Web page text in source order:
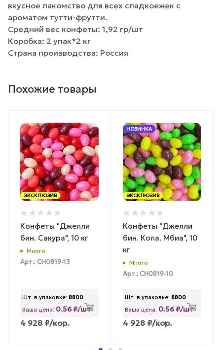
вкусное лакомство для всех сладкоежек с
ароматом тутти-фрутти.
Средний вес конфеты: 1,92 гр/шт
Коробка: 2 упак*2 кг
Страна производства: Россия
Похожие товары
ЭКСКЛЮЗИВ
Конфеты "Джелли
бин. Сакура", 10 кг
Много
Арт.: CH0819-13
Шт. в упаковке: 8800
Ваша цена: 0.56 ₽/шт
4 928 ₽/кор.
НОВИНКА
ЭКСКЛЮЗИВ
Конфеты "Джелли
бин. Кола. Мбиа", 10
кг
Много
Арт.: CH0819-10
Шт. в упаковке: 8800
Ваша цена: 0.56 ₽/шт
4 928 ₽/кор.